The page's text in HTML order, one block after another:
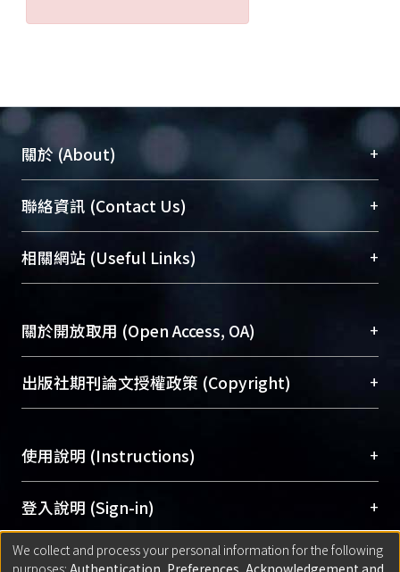
關於 (About) +
臺大位居世界頂尖大學之列，為永久珍藏及向國際
展現本校豐碩的研究成果及學術能量，圖書館整合
機構典藏（NTUR）與學術庫（AH）不同功能平
台，成為臺大學術典藏NTU scholars。期能整合研
成果。
To permanently archive and promote researcher
profiles and scholarly works, Library integrates the
services of “NTU Repository” with “Academic
聯絡資訊 (Contact Us) +
總館學科館員(Main Library)
醫學圖書館學科館員(Medical Library)
Sciences Library)
相關網站 (Useful Links) +
關於開放取用 (Open Access, OA) +
開放取用是從使用者角度提升資訊取用性的社會運
動，應用在學術研究上是透過將研究著作公開供使
用逐年攀升。同時可加速研究發展、提升研究影響
Archive）平台。 （點選深入了解OA）
出版社期刊論文授權政策 (Copyright) +
含部分內容的版權非匯入者所有，或由第三方贊
助與合作完成，請確認該版權所有者及第三方同
意提供此授權。
Please represent that the submission is your
original work, and that you have the right to
使用說明 (Instructions) +
網站簡介(Quickstart Guide)
使用手冊(Instruction Manual)
線上預約服務(Booking Service)
登入說明 (Sign-in) +
方案一：臺灣大學計算機中心帳號登入
匯入著作 (Submission) +
We collect and process your personal information for the following
purposes: Authentication, Preferences, Acknowledgement and